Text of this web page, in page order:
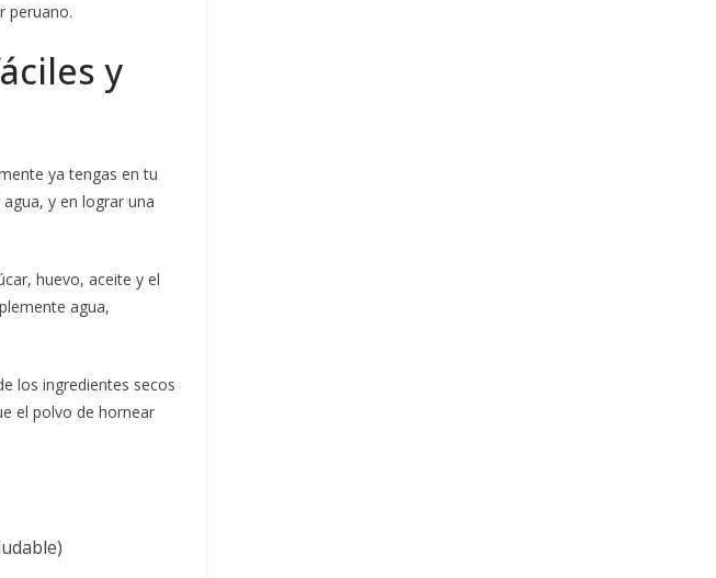
peruano.
y
ya tengas en tu
y en lograr una
huevo, aceite y el
agua,
los ingredientes secos
el polvo de hornear